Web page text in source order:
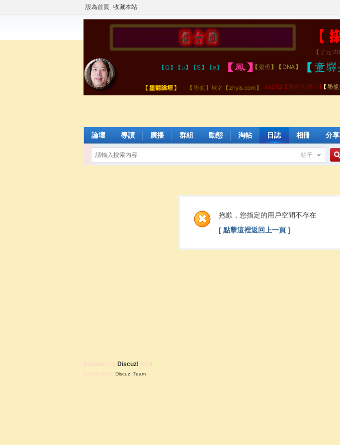
設為首頁 收藏本站
論壇 導讀 廣播 群組 動態 淘帖 日誌 相冊 分享
帖子
抱歉，您指定的用戶空間不存在
[ 點擊這裡返回上一頁 ]
Powered by Discuz! X3.4
© 2001-2023 Discuz! Team